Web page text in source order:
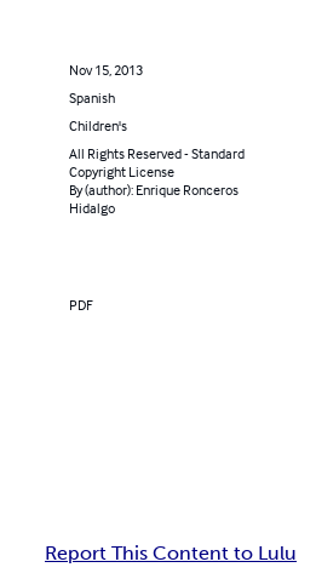
Nov 15, 2013
Spanish
Children's
All Rights Reserved - Standard
Copyright License
By (author): Enrique Ronceros
Hidalgo
PDF
Report This Content to Lulu